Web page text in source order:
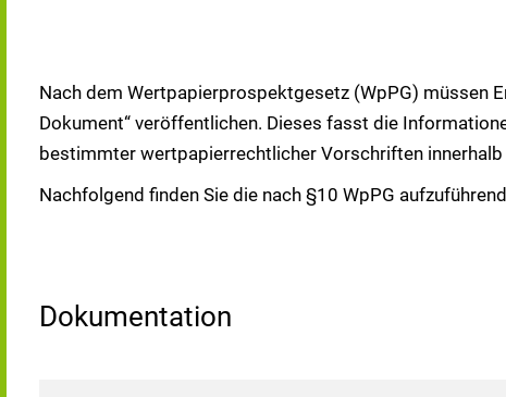
Nach dem Wertpapierprospektgesetz (WpPG) müssen
Dokument“ veröffentlichen. Dieses fasst die
bestimmter wertpapierrechtlicher Vorschriften
Nachfolgend finden Sie die nach §10 WpPG
Dokumentation